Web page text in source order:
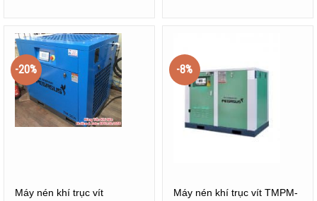
-20%
Máy nén khí trục vít
-8%
Máy nén khí trục vít TMPM-